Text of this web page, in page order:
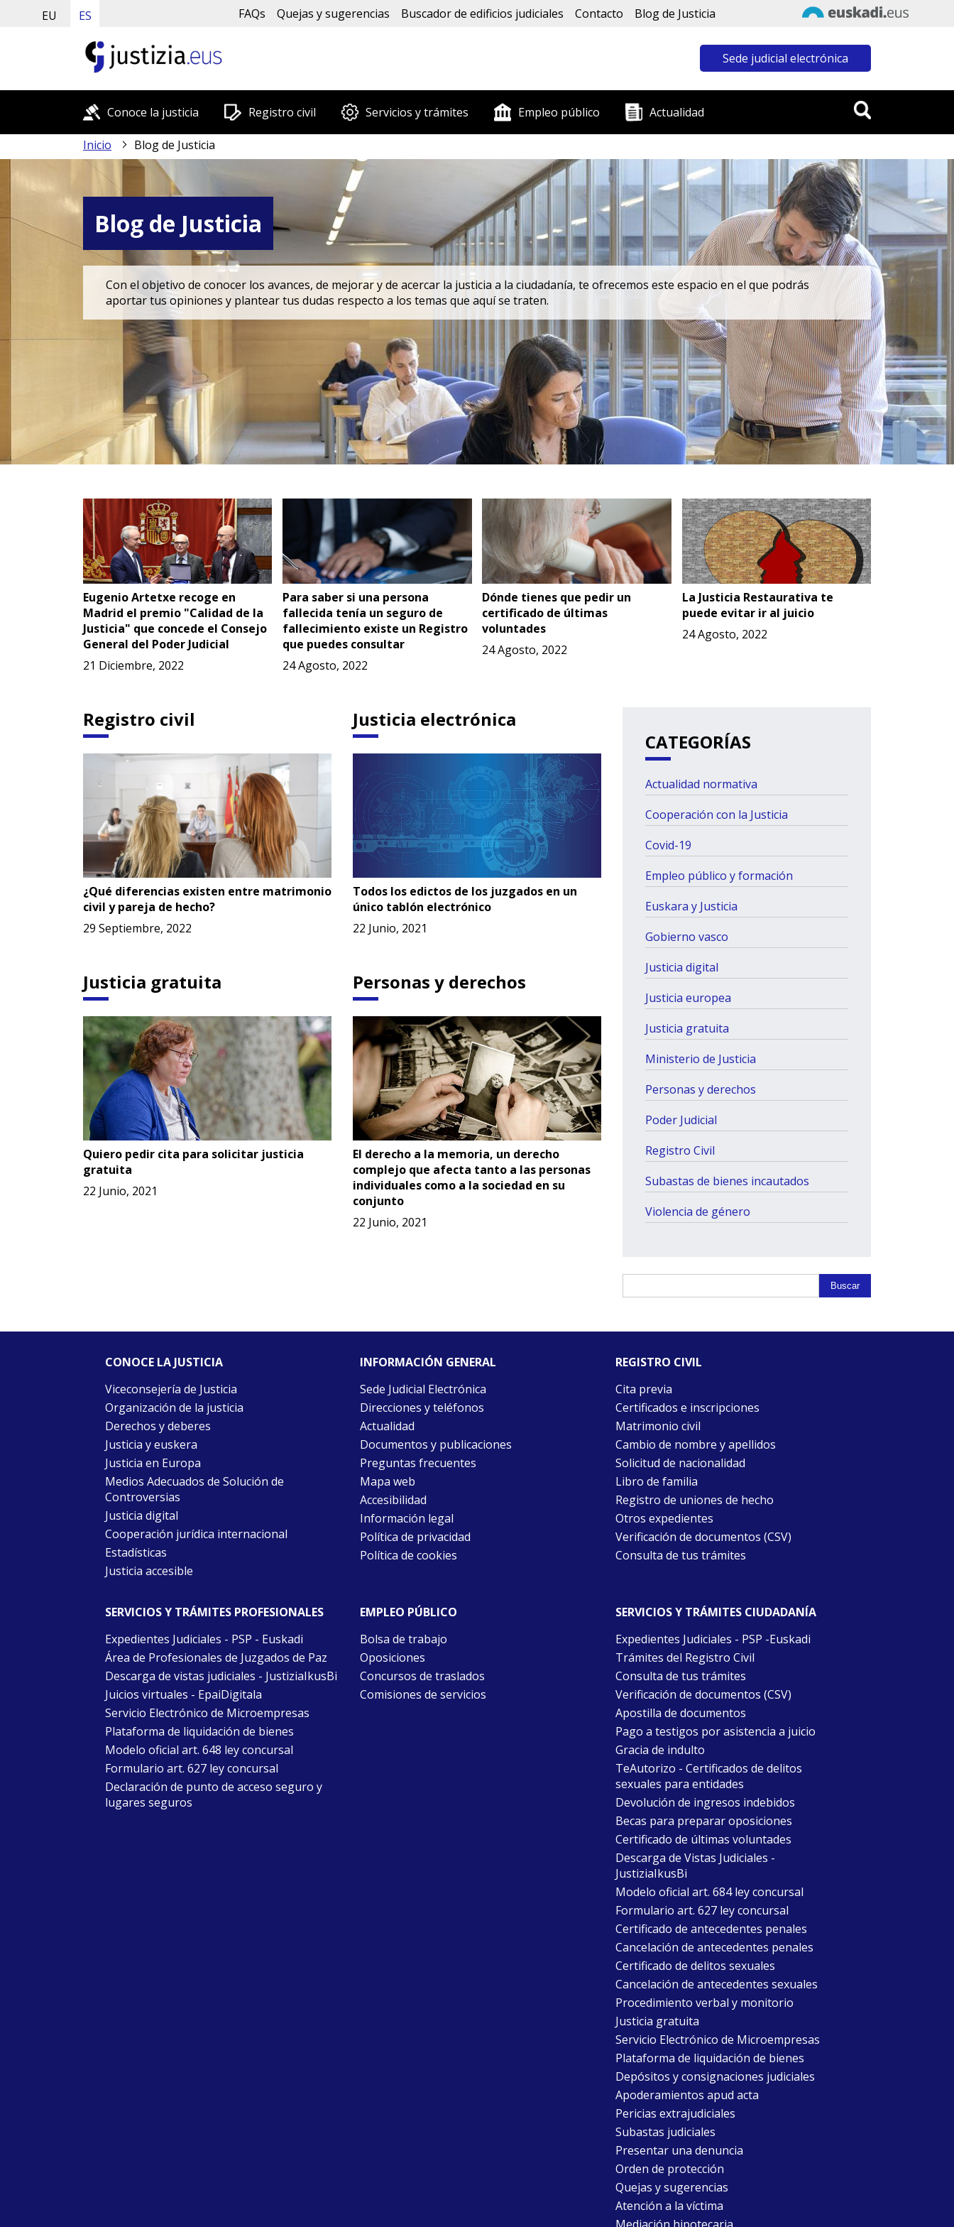
EU ES FAQs Quejas y sugerencias Buscador de edificios judiciales Contacto Blog de Justicia
Sede judicial electrónica
Conoce la justicia Registro civil Servicios y trámites Empleo público Actualidad
Inicio Blog de Justicia
Blog de Justicia
Con el objetivo de conocer los avances, de mejorar y de acercar la justicia a la ciudadanía, te ofrecemos este espacio en el que podrás
aportar tus opiniones y plantear tus dudas respecto a los temas que aquí se traten.
Eugenio Artetxe recoge en
Madrid el premio "Calidad de la
Justicia" que concede el Consejo
General del Poder Judicial
21 Diciembre, 2022
Para saber si una persona
fallecida tenía un seguro de
fallecimiento existe un Registro
que puedes consultar
24 Agosto, 2022
Dónde tienes que pedir un
certificado de últimas
voluntades
24 Agosto, 2022
La Justicia Restaurativa te
puede evitar ir al juicio
24 Agosto, 2022
Registro civil
¿Qué diferencias existen entre matrimonio
civil y pareja de hecho?
29 Septiembre, 2022
Justicia electrónica
Todos los edictos de los juzgados en un
único tablón electrónico
22 Junio, 2021
Justicia gratuita
Quiero pedir cita para solicitar justicia
gratuita
22 Junio, 2021
Personas y derechos
El derecho a la memoria, un derecho
complejo que afecta tanto a las personas
individuales como a la sociedad en su
conjunto
22 Junio, 2021
CATEGORÍAS
Actualidad normativa
Cooperación con la Justicia
Covid-19
Empleo público y formación
Euskara y Justicia
Gobierno vasco
Justicia digital
Justicia europea
Justicia gratuita
Ministerio de Justicia
Personas y derechos
Poder Judicial
Registro Civil
Subastas de bienes incautados
Violencia de género
Buscar
CONOCE LA JUSTICIA
Viceconsejería de Justicia
Organización de la justicia
Derechos y deberes
Justicia y euskera
Justicia en Europa
Medios Adecuados de Solución de
Controversias
Justicia digital
Cooperación jurídica internacional
Estadísticas
Justicia accesible
INFORMACIÓN GENERAL
Sede Judicial Electrónica
Direcciones y teléfonos
Actualidad
Documentos y publicaciones
Preguntas frecuentes
Mapa web
Accesibilidad
Información legal
Política de privacidad
Política de cookies
REGISTRO CIVIL
Cita previa
Certificados e inscripciones
Matrimonio civil
Cambio de nombre y apellidos
Solicitud de nacionalidad
Libro de familia
Registro de uniones de hecho
Otros expedientes
Verificación de documentos (CSV)
Consulta de tus trámites
SERVICIOS Y TRÁMITES PROFESIONALES
Expedientes Judiciales - PSP - Euskadi
Área de Profesionales de Juzgados de Paz
Descarga de vistas judiciales - JustiziaIkusBi
Juicios virtuales - EpaiDigitala
Servicio Electrónico de Microempresas
Plataforma de liquidación de bienes
Modelo oficial art. 648 ley concursal
Formulario art. 627 ley concursal
Declaración de punto de acceso seguro y
lugares seguros
EMPLEO PÚBLICO
Bolsa de trabajo
Oposiciones
Concursos de traslados
Comisiones de servicios
SERVICIOS Y TRÁMITES CIUDADANÍA
Expedientes Judiciales - PSP -Euskadi
Trámites del Registro Civil
Consulta de tus trámites
Verificación de documentos (CSV)
Apostilla de documentos
Pago a testigos por asistencia a juicio
Gracia de indulto
TeAutorizo - Certificados de delitos
sexuales para entidades
Devolución de ingresos indebidos
Becas para preparar oposiciones
Certificado de últimas voluntades
Descarga de Vistas Judiciales -
JustiziaIkusBi
Modelo oficial art. 684 ley concursal
Formulario art. 627 ley concursal
Certificado de antecedentes penales
Cancelación de antecedentes penales
Certificado de delitos sexuales
Cancelación de antecedentes sexuales
Procedimiento verbal y monitorio
Justicia gratuita
Servicio Electrónico de Microempresas
Plataforma de liquidación de bienes
Depósitos y consignaciones judiciales
Apoderamientos apud acta
Pericias extrajudiciales
Subastas judiciales
Presentar una denuncia
Orden de protección
Quejas y sugerencias
Atención a la víctima